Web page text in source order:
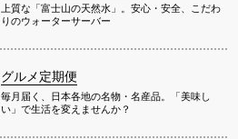
上質な「富士山の天然水」。安心・安全、こだわ
りのウォーターサーバー
グルメ定期便
毎月届く、日本各地の名物・名産品。「美味し
い」で生活を変えませんか？